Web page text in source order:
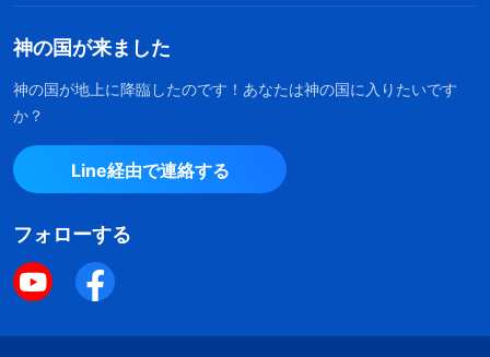
神の国が来ました
神の国が地上に降臨したのです！あなたは神の国に入りたいです
か？
Line経由で連絡する
フォローする